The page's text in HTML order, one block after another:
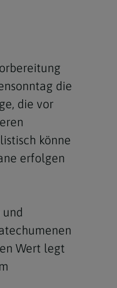
die
die vor
könne
erfolgen
Wert legt